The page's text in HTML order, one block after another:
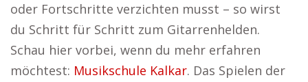
oder Fortschritte verzichten musst – so wirst
du Schritt für Schritt zum Gitarrenhelden.
Schau hier vorbei, wenn du mehr erfahren
möchtest: Musikschule Kalkar. Das Spielen der